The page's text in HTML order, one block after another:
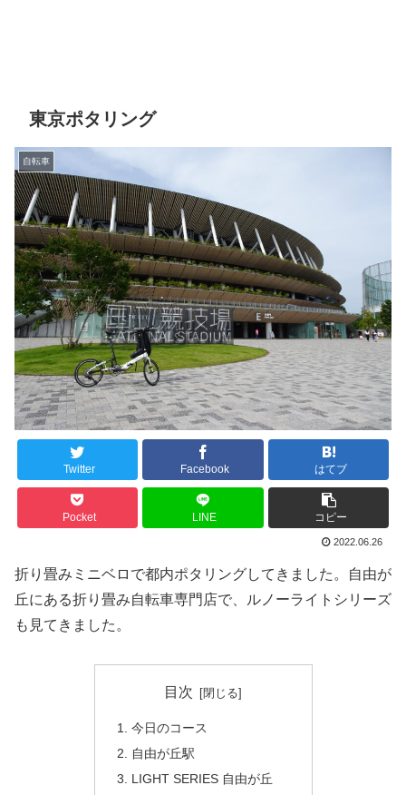
東京ポタリング
自転車
Twitter Facebook はてブ
Pocket LINE コピー
2022.06.26
折り畳みミニベロで都内ポタリングしてきました。自由が
丘にある折り畳み自転車専門店で、ルノーライトシリーズ
も見てきました。
目次
今日のコース
自由が丘駅
LIGHT SERIES 自由が丘